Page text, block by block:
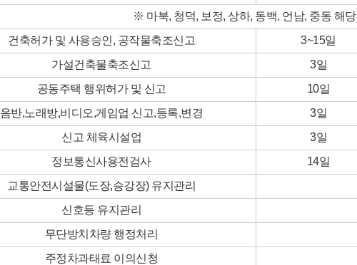
※ 마북, 청덕, 보정, 상하, 동백, 언남, 중동 해당
건축허가 및 사용승인, 공작물축조신고
3~15일
가설건축물축조신고
3일
공동주택 행위허가 및 신고
10일
음반,노래방,비디오,게임업 신고,등록,변경 3일
신고 체육시설업
3일
정보통신사용전검사
14일
교통안전시설물(도장,승강장) 유지관리
신호등 유지관리
무단방치차량 행정처리
주정차과태료 이의신청